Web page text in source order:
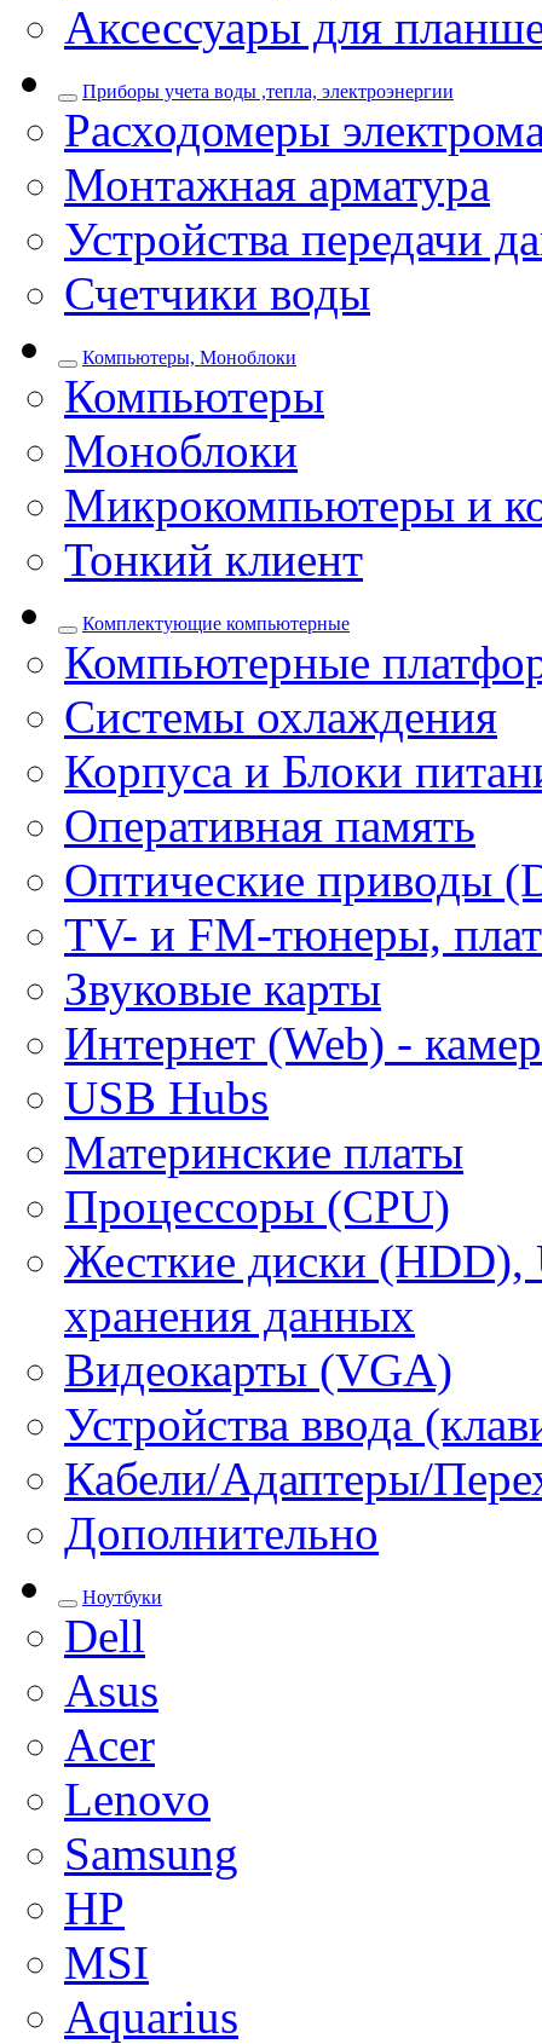
Аксессуары для
Приборы учета воды ,тепла, электроэнергии
Расходомеры
Монтажная арматура
Устройства передачи
Счетчики воды
Компьютеры, Моноблоки
Компьютеры
Моноблоки
Микрокомпьютеры и
Тонкий клиент
Комплектующие компьютерные
Компьютерные
Системы охлаждения
Корпуса и Блоки
Оперативная память
Оптические приводы
ТV- и FM-тюнеры,
Звуковые карты
Интернет (Web) -
USB Hubs
Материнские платы
Процессоры (CPU)
Жесткие диски (HDD),
хранения данных
Видеокарты (VGA)
Устройства ввода
Кабели/Адаптеры/
Дополнительно
Ноутбуки
Dell
Asus
Acer
Lenovo
Samsung
HP
MSI
Aquarius